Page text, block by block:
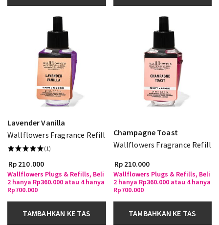
Lavender Vanilla
Wallflowers Fragrance Refill
(1)
Rp 210.000
Wallflowers Plugs & Refills, Beli
2 hanya Rp360.000 atau 4 hanya
Rp700.000
TAMBAHKAN KE TAS
Champagne Toast
Wallflowers Fragrance Refill
Rp 210.000
Wallflowers Plugs & Refills, Beli
2 hanya Rp360.000 atau 4 hanya
Rp700.000
TAMBAHKAN KE TAS